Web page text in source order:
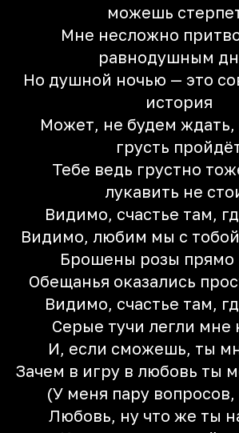
можешь
Мне несложно
равнодушным
Но душной ночью — это
история
Может, не будем ждать,
грусть
Тебе ведь грустно
лукавить не
Видимо, счастье там,
Видимо, любим мы с
Брошены розы прямо
Обещанья оказались
Видимо, счастье там,
Серые тучи легли мне
И, если сможешь, ты
Зачем в игру в любовь ты
(У меня пару вопросов,
Любовь, ну что же ты